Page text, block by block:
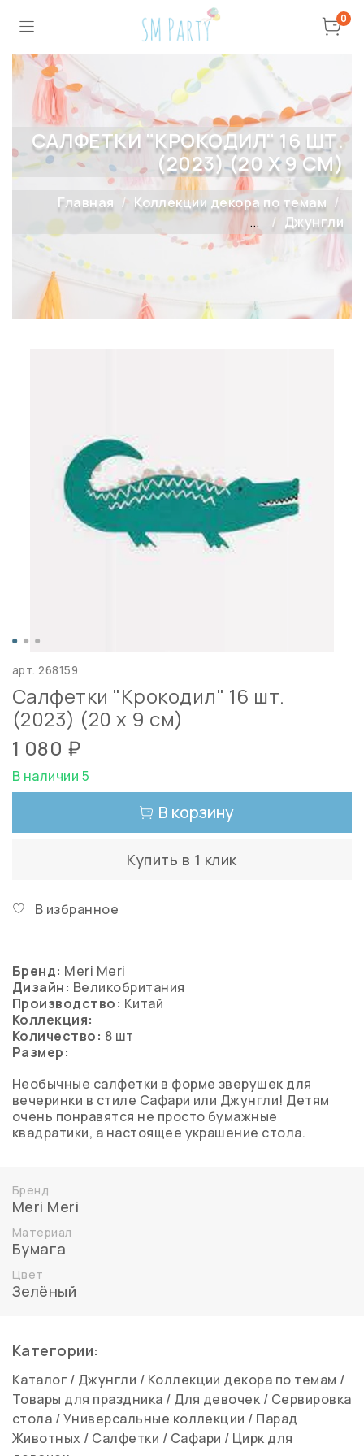
0
САЛФЕТКИ "КРОКОДИЛ" 16 ШТ.
(2023) (20 Х 9 СМ)
Главная
Коллекции декора по темам
...
Джунгли
арт.268159
Салфетки "Крокодил" 16 шт.
(2023) (20 х 9 см)
1 080 ₽
В наличии 5
В корзину
Купить в 1 клик
В избранное
Бренд: Meri Meri
Дизайн: Великобритания
Производство: Китай
Коллекция:
Количество: 8 шт
Размер:
Необычные салфетки в форме зверушек для
вечеринки в стиле Сафари или Джунгли! Детям
очень понравятся не просто бумажные
квадратики, а настоящее украшение стола.
Бренд
Meri Meri
Материал
Бумага
Цвет
Зелёный
Категории:
Каталог / Джунгли / Коллекции декора по темам /
Товары для праздника / Для девочек / Сервировка
стола /Универсальные коллекции / Парад
Животных / Салфетки / Сафари / Цирк для